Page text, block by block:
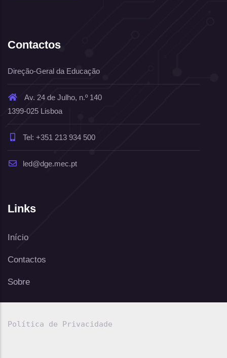
Contactos
Direção-Geral da Educação
Av. 24 de Julho, n.º 140
1399-025 Lisboa
Tel: +351 213 934 500
led@dge.mec.pt
Links
Início
Contactos
Sobre
Política de Privacidade